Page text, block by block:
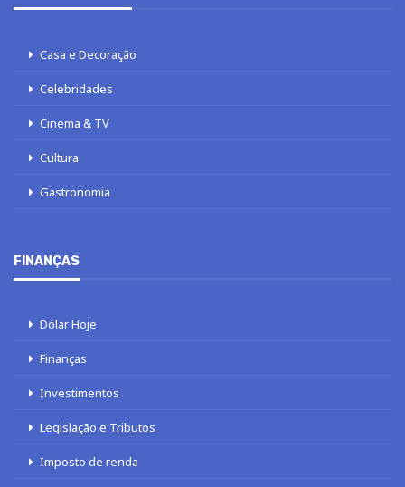
Casa e Decoração
Celebridades
Cinema & TV
Cultura
Gastronomia
FINANÇAS
Dólar Hoje
Finanças
Investimentos
Legislação e Tributos
Imposto de renda